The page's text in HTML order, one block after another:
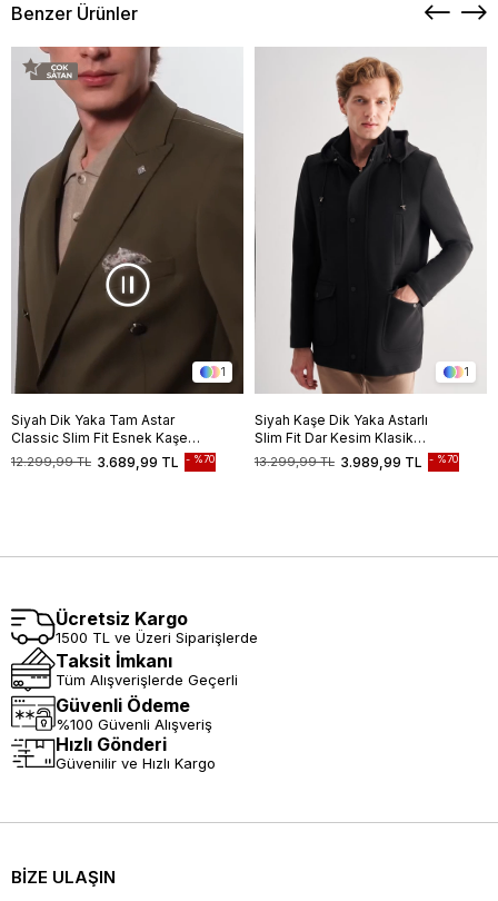
Benzer Ürünler
1
Siyah Dik Yaka Tam Astar
Classic Slim Fit Esnek Kaşe
Kaban 10082551503.689,99 TL
12.299,99 TL %70
1
Siyah Kaşe Dik Yaka Astarlı
Slim Fit Dar Kesim Klasik
Kaban
3.989,99 TL
13.299,99 TL %70
Ücretsiz Kargo
1500 TL ve Üzeri Siparişlerde
Taksit İmkanı
Tüm Alışverişlerde Geçerli
Güvenli Ödeme
%100 Güvenli Alışveriş
Hızlı Gönderi
Güvenilir ve Hızlı Kargo
BİZE ULAŞIN